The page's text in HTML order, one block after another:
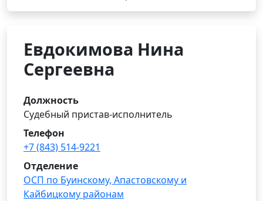
Евдокимова Нина
Сергеевна
Должность
Судебный пристав-исполнитель
Телефон
+7 (843) 514-9221
Отделение
ОСП по Буинскому, Апастовскому и
Кайбицкому районам